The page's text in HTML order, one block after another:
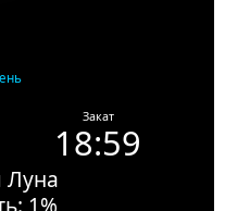
Закат
18:59
Луна